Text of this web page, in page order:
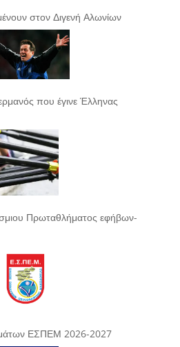
στον Διγενή Αλωνίων
που έγινε Έλληνας
Πρωταθλήματος εφήβων-
ΕΣΠΕΜ 2026-2027